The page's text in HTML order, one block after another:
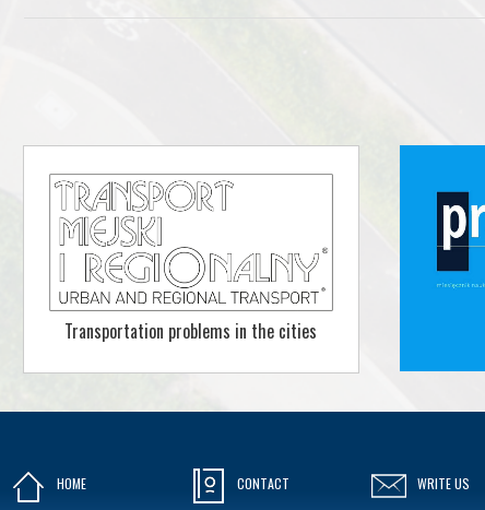
Transportation problems in the cities
HOME CONTACT WRITE US